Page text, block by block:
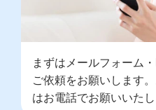
まずはメールフォーム
ご依頼をお願いします
はお電話でお願いいたし